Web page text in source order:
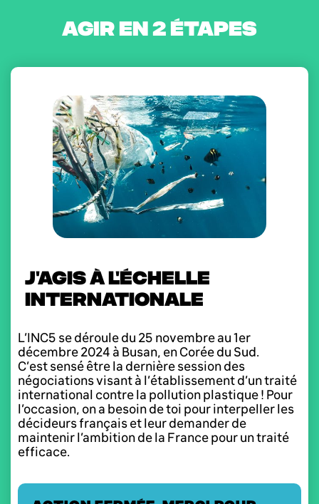
AGIR EN 2 ÉTAPES
J'AGIS À L'ÉCHELLE
INTERNATIONALE
L’INC5 se déroule du 25 novembre au 1er
décembre 2024 à Busan, en Corée du Sud.
C’est sensé être la dernière session des
négociations visant à l’établissement d’un traité
international contre la pollution plastique ! Pour
l’occasion, on a besoin de toi pour interpeller les
décideurs français et leur demander de
maintenir l’ambition de la France pour un traité
efficace.